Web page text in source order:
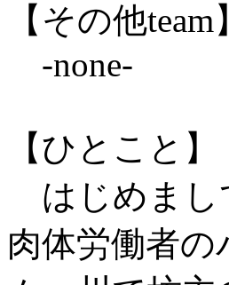
【その他team】
-none-
【ひとこと】
はじめまし
肉体労働者